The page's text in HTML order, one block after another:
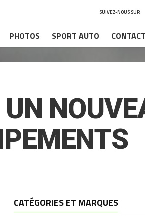
SUIVEZ-NOUS SUR
PHOTOS SPORT AUTO CONTACT
CATÉGORIES ET MARQUES